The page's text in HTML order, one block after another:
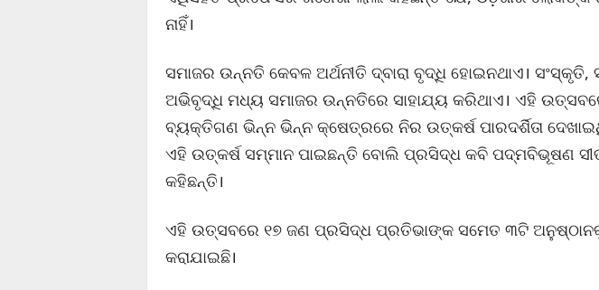
ନାହିଁ।
ସମାଜର ଉନ୍ନତି କେବଳ ଅର୍ଥନୀତି ଦ୍ବାରା ବୃଦ୍ଧି ହୋଇନଥାଏ।
ଅଭିବୃଦ୍ଧି ମଧ୍ୟ ସମାଜର ଉନ୍ନତିରେ ସାହାଯ୍ୟ କରିଥାଏ। ଏହି
ବ୍ୟକ୍ତିଗଣ ଭିନ୍ନ ଭିନ୍ନ କ୍ଷେତ୍ରରେ ନିର ଉତ୍କର୍ଷ ପାରଦର୍ଶିତା
ଏହି ଉତ୍କର୍ଷ ସମ୍ମାନ ପାଇଛନ୍ତି ବୋଲି ପ୍ରସିଦ୍ଧ କବି ପଦ୍ମବିଭୂଷଣ
କହିଛନ୍ତି।
ଏହି ଉତ୍ସବରେ ୧୭ ଜଣ ପ୍ରସିଦ୍ଧ ପ୍ରତିଭାଙ୍କ ସମେତ ୩ଟି
କରାଯାଇଛି।